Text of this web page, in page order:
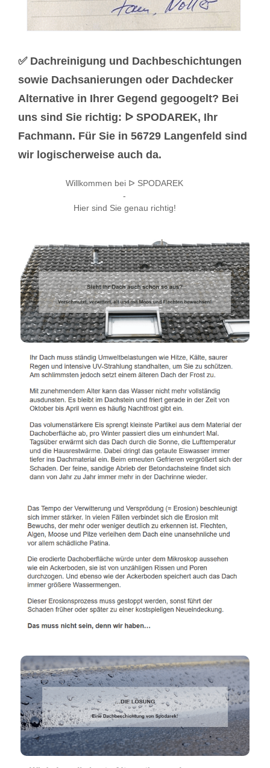
✅ Dachreinigung und Dachbeschichtungen
sowie Dachsanierungen oder Dachdecker
Alternative in Ihrer Gegend gegoogelt? Bei
uns sind Sie richtig: ᐅ SPODAREK, Ihr
Fachmann. Für Sie in 56729 Langenfeld sind
wir logischerweise auch da.
Willkommen bei ᐅ SPODAREK
-
Hier sind Sie genau richtig!